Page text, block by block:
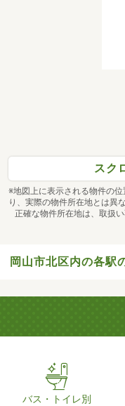
スク
※地図上に表示される物件の
り、実際の物件所在地とは異
正確な物件所在地は、取扱
岡山市北区内の各駅
バス・トイレ別